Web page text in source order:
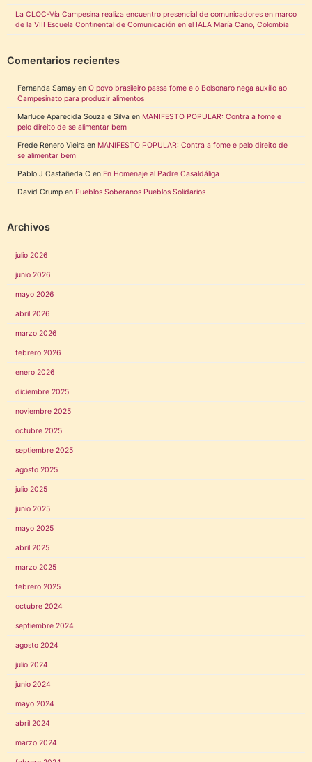
La CLOC-Vía Campesina realiza encuentro presencial de comunicadores en marco
de la VIII Escuela Continental de Comunicación en el IALA María Cano, Colombia
Comentarios recientes
Fernanda Samay en O povo brasileiro passa fome e o Bolsonaro nega auxílio ao
Campesinato para produzir alimentos
Marluce Aparecida Souza e Silva en MANIFESTO POPULAR: Contra a fome e
pelo direito de se alimentar bem
Frede Renero Vieira en MANIFESTO POPULAR: Contra a fome e pelo direito de
se alimentar bem
Pablo J Castañeda C en En Homenaje al Padre Casaldáliga
David Crump en Pueblos Soberanos Pueblos Solidarios
Archivos
julio 2026
junio 2026
mayo 2026
abril 2026
marzo 2026
febrero 2026
enero 2026
diciembre 2025
noviembre 2025
octubre 2025
septiembre 2025
agosto 2025
julio 2025
junio 2025
mayo 2025
abril 2025
marzo 2025
febrero 2025
octubre 2024
septiembre 2024
agosto 2024
julio 2024
junio 2024
mayo 2024
abril 2024
marzo 2024